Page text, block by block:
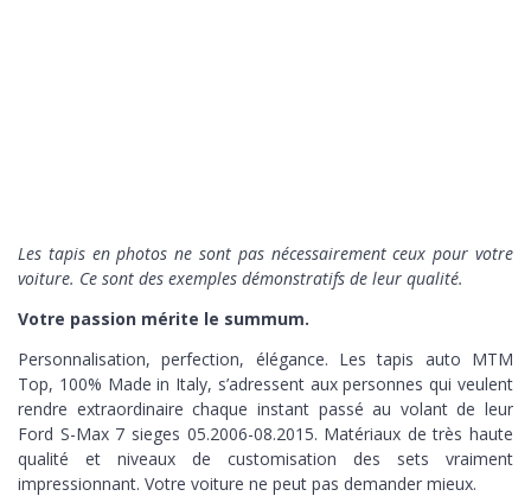
Les tapis en photos ne sont pas nécessairement ceux pour votre
voiture. Ce sont des exemples démonstratifs de leur qualité.
Votre passion mérite le summum.
Personnalisation, perfection, élégance. Les tapis auto MTM
Top, 100% Made in Italy, s’adressent aux personnes qui veulent
rendre extraordinaire chaque instant passé au volant de leur
Ford S-Max 7 sieges 05.2006-08.2015. Matériaux de très haute
qualité et niveaux de customisation des sets vraiment
impressionnant. Votre voiture ne peut pas demander mieux.